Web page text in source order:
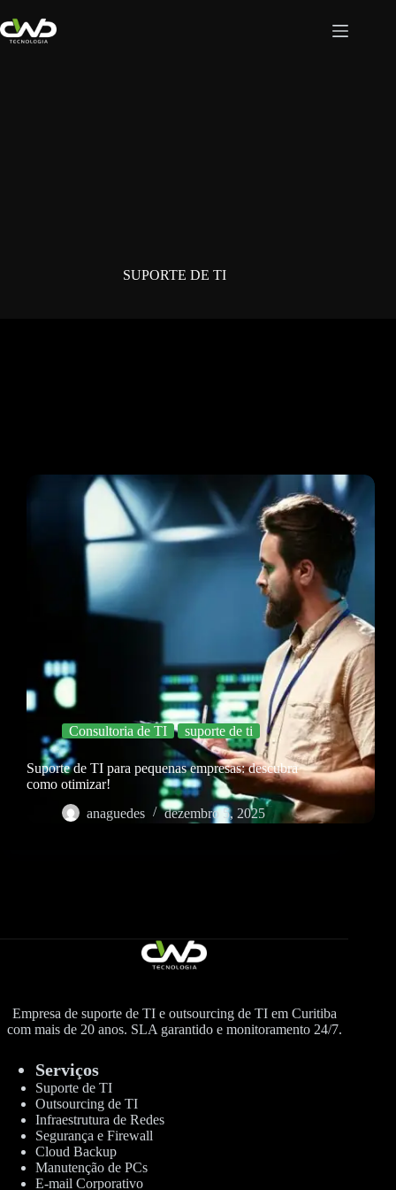
para
o
SUPORTE DE TI
Consultoria de TI suporte de ti
Suporte de TI para pequenas empresas: descubra
como otimizar!
anaguedes
dezembro 5, 2025
Empresa de suporte de TI e outsourcing de TI em Curitiba
com mais de 20 anos. SLA garantido e monitoramento 24/7.
Serviços
Suporte de TI
Outsourcing de TI
Infraestrutura de Redes
Segurança e Firewall
Cloud Backup
Manutenção de PCs
E-mail Corporativo